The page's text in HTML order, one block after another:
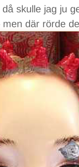
skulle jag ju
där rörde